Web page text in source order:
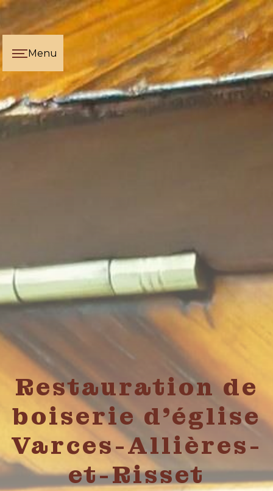
Panneau de gestion des cookies
Menu
Restauration de
boiserie d'église
Varces-Allières-
et-Risset